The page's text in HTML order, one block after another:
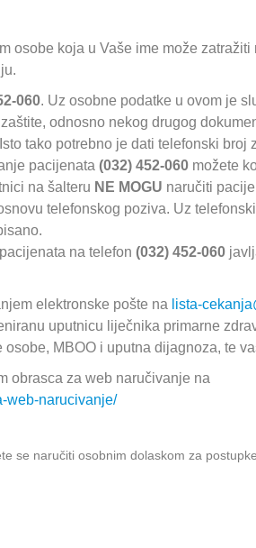
osobe koja u Vaše ime može
060. Uz osobne podatke u ovom je
odnosno nekog drugog
tako potrebno je dati telefonski broj
pacijenata(032) 452-060 možete
na šalteru NE MOGU naručiti
telefonskog poziva. Uz
na telefon(032) 452-060
elektronske pošte na lista-
uputnicu liječnika primarne
MBOO i uputna dijagnoza, te
obrasca za web naručivanje na
web-narucivanje/
se naručiti osobnim dolaskom za